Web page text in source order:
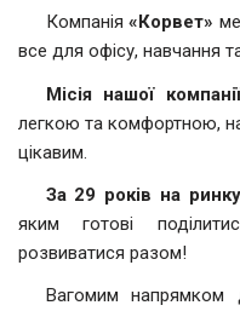
Компанія«Корвет»
все для офісу, навчання
Місія нашої компанії
легкою та комфортною,
цікавим.
За 29 років на
яким готові
розвиватися разом!
Вагомим напрямком